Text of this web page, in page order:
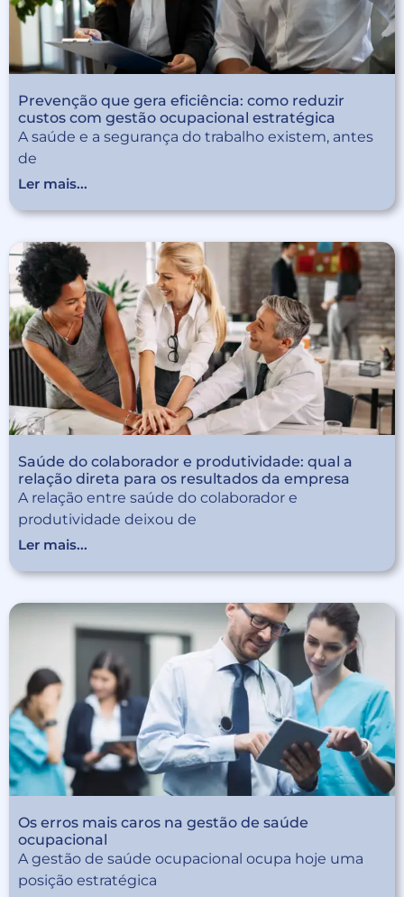
Prevenção que gera eficiência: como reduzir
custos com gestão ocupacional estratégica
A saúde e a segurança do trabalho existem, antes
de
Ler mais...
Saúde do colaborador e produtividade: qual a
relação direta para os resultados da empresa
A relação entre saúde do colaborador e
produtividade deixou de
Ler mais...
Os erros mais caros na gestão de saúde
ocupacional
A gestão de saúde ocupacional ocupa hoje uma
posição estratégica